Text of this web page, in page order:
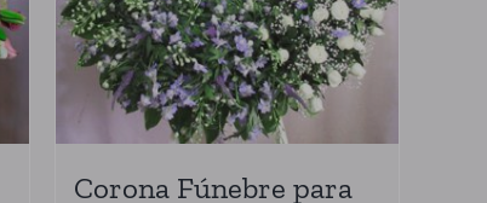
Corona Fúnebre para